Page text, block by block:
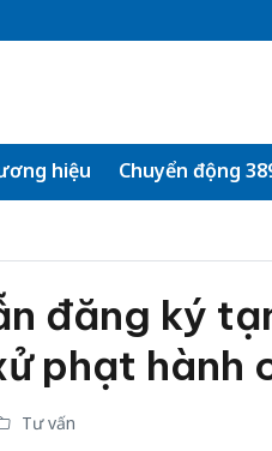
hiệu Chuyển động
đăng ký
phạt hành
Tư vấn